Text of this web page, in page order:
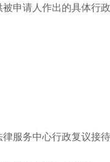
请人作出的具体行
务中心行政复议接待